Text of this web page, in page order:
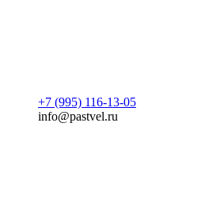
+7 (995) 116-13-05
info@pastvel.ru